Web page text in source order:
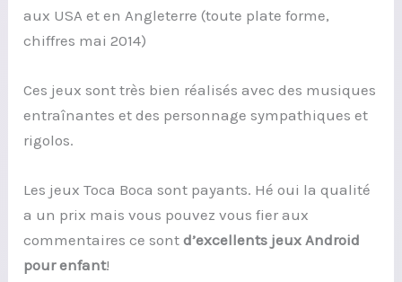
aux USA et en Angleterre (toute plate forme,
chiffres mai 2014)
Ces jeux sont très bien réalisés avec des musiques
entraînantes et des personnage sympathiques et
rigolos.
Les jeux Toca Boca sont payants. Hé oui la qualité
a un prix mais vous pouvez vous fier aux
commentaires ce sontd’excellents jeux Android
pour enfant!